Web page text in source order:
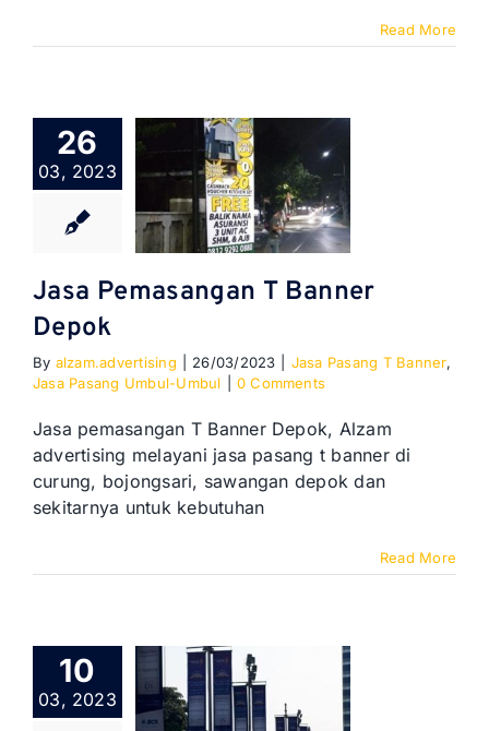
Read More
26
03, 2023
Jasa Pemasangan T Banner
Depok
By alzam.advertising 26/03/2023 Jasa Pasang T Banner,
Jasa Pasang Umbul-Umbul
0 Comments
Jasa pemasangan T Banner Depok, Alzam
advertising melayani jasa pasang t banner di
curung, bojongsari, sawangan depok dan
sekitarnya untuk kebutuhan
Read More
10
03, 2023